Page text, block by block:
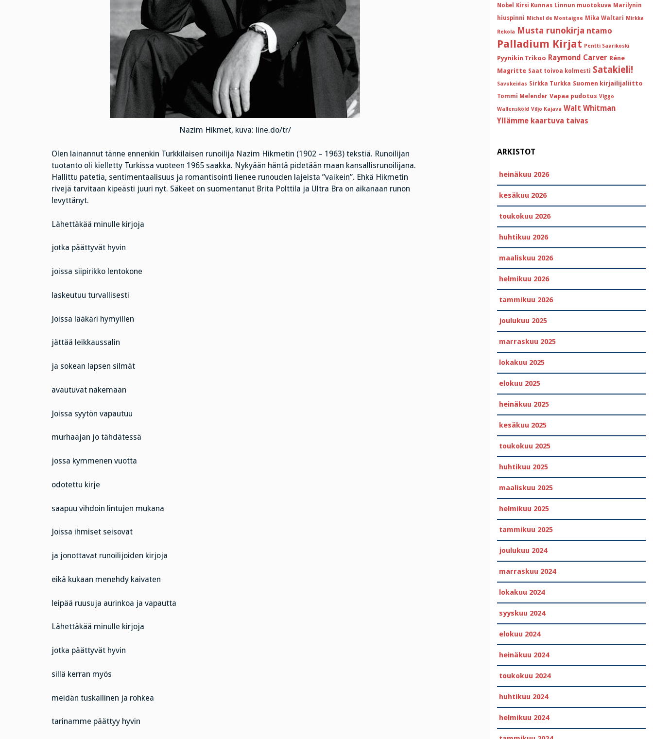
Nazim Hikmet, kuva: line.do/tr/
Olen lainannut tänne ennenkin Turkkilaisen runoilija Nazim Hikmetin (1902 – 1963) tekstiä. Runoilijan
tuotanto oli kielletty Turkissa vuoteen 1965 saakka. Nykyään häntä pidetään maan kansallisrunoilijana.
Hallittu patetia, sentimentaalisuus ja romantisointi lienee runouden lajeista ”vaikein”. Ehkä Hikmetin
rivejä tarvitaan kipeästi juuri nyt. Säkeet on suomentanut Brita Polttila ja Ultra Bra on aikanaan runon
levyttänyt.
Lähettäkää minulle kirjoja
jotka päättyvät hyvin
joissa siipirikko lentokone
laskeutuu turvallisesti
Joissa lääkäri hymyillen
jättää leikkaussalin
ja sokean lapsen silmät
avautuvat näkemään
Joissa syytön vapautuu
murhaajan jo tähdätessä
jossa kymmenen vuotta
odotettu kirje
saapuu vihdoin lintujen mukana
Joissa ihmiset seisovat
ja jonottavat runoilijoiden kirjoja
eikä kukaan menehdy kaivaten
leipää ruusuja aurinkoa ja vapautta
Lähettäkää minulle kirjoja
jotka päättyvät hyvin
sillä kerran myös
meidän tuskallinen ja rohkea
tarinamme päättyy hyvin
Nobel
Kirsi Kunnas Linnun muotokuva Marilynin
hiuspinni Michel de Montaigne Mika Waltari Mirkka
Rekola Musta runokirja ntamo
Palladium Kirjat Pentti Saarikoski
Pyynikin Trikoo Raymond Carver Réne
Magritte Saat toivoa kolmesti Satakieli!
Savukeidas Sirkka Turkka Suomen kirjailijaliitto
Tommi Melender Vapaa pudotus Viggo
Wallensköld Viljo Kajava Walt Whitman
Yllämme kaartuva taivas
ARKISTOT
heinäkuu 2026
kesäkuu 2026
toukokuu 2026
huhtikuu 2026
maaliskuu 2026
helmikuu 2026
tammikuu 2026
joulukuu 2025
marraskuu 2025
lokakuu 2025
elokuu 2025
heinäkuu 2025
kesäkuu 2025
toukokuu 2025
huhtikuu 2025
maaliskuu 2025
helmikuu 2025
tammikuu 2025
joulukuu 2024
marraskuu 2024
lokakuu 2024
syyskuu 2024
elokuu 2024
heinäkuu 2024
toukokuu 2024
huhtikuu 2024
helmikuu 2024